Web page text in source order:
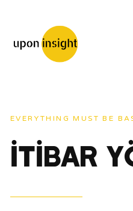
EVERYTHING MUST BE
İTİBAR